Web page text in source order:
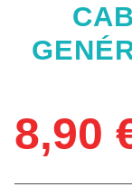
8,90